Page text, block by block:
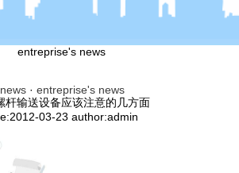
entreprise's news
news · entreprise's news
杆输送设备应该注意的几方面
03-23 author:admin